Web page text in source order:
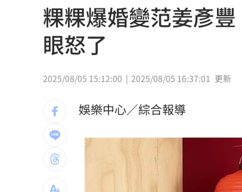
新北小小學童消防夏令營 讓學童
白海豚衝擊台日飛航 星宇宣布10
7月CPI年增2.54% 連3月突破通膨
金鐘星光主持陣容曝 夏和熙木木
好友離世成創作契機 樂團主唱吐
潘裕文閃退歌壇 周定緯曝私下真
粿粿爆婚變范姜彥
眼怒了
2025/08/05 15:12:00 2025/08/05 16:37:01 更新
娛樂中心／綜合報導